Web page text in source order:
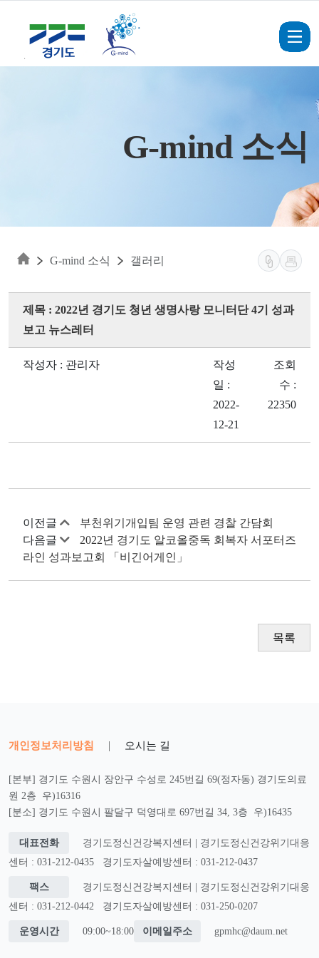
G-mind 소식
G-mind 소식 갤러리
제목 : 2022년 경기도 청년 생명사랑 모니터단 4기 성과
보고 뉴스레터
작성자 : 관리자
작성
일 :
2022-
12-21
조회
수 :
22350
이전글
부천위기개입팀 운영 관련 경찰 간담회
다음글
2022년 경기도 알코올중독 회복자 서포터즈
라인 성과보고회 「비긴어게인」
목록
개인정보처리방침 | 오시는 길
[본부] 경기도 수원시 장안구 수성로 245번길 69(정자동) 경기도의료
원 2층 우)16316
[분소] 경기도 수원시 팔달구 덕영대로 697번길 34, 3층 우)16435
대표전화
경기도정신건강복지센터 | 경기도정신건강위기대응
센터 : 031-212-0435
경기도자살예방센터 : 031-212-0437
팩스
경기도정신건강복지센터 | 경기도정신건강위기대응
센터 : 031-212-0442
경기도자살예방센터 : 031-250-0207
운영시간 09:00~18:00 이메일주소 gpmhc@daum.net